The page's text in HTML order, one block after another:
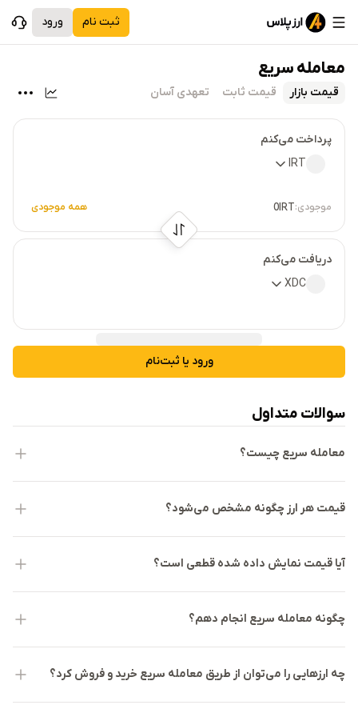
ثبت نام ورود
معامله سریع
قیمت بازار قیمت ثابت تعهدی آسان
پرداخت می‌کنم
IRT
موجودی:IRT
0 همه موجودی
دریافت می‌کنم
XDC
ورود یا ثبت‌نام
سوالات متداول
معامله سریع چیست؟
قیمت هر ارز چگونه مشخص می‌شود؟
آیا قیمت نمایش داده شده قطعی است؟
چگونه معامله سریع انجام دهم؟
چه ارزهایی را می‌توان از طریق معامله سریع خرید و فروش کرد؟